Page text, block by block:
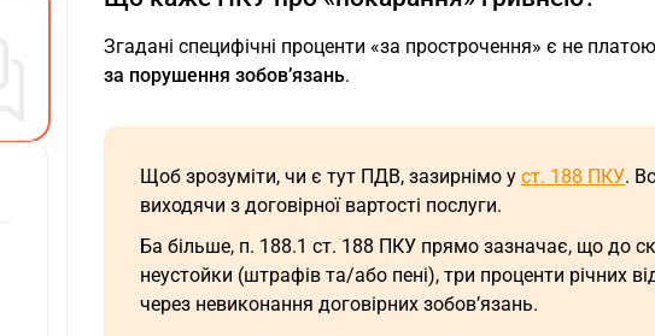
Згадані специфічні проценти «за прострочення» є не
за порушення зобов’язань.
Щоб зрозуміти, чи є тут ПДВ, зазирнімо у ст. 188 ПКУ.
виходячи з договірної вартості послуги.
Ба більше, п. 188.1 ст. 188 ПКУ прямо зазначає, що до
неустойки (штрафів та/або пені), три проценти річних
через невиконання договірних зобов’язань.